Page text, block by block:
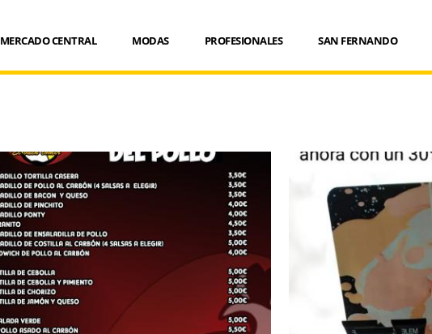
MERCADO CENTRAL MODAS PROFESIONALES SAN FERNANDO